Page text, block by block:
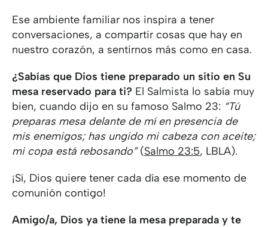
Ese ambiente familiar nos inspira a tener
conversaciones, a compartir cosas que hay en
nuestro corazón, a sentirnos más como en casa.
¿Sabías que Dios tiene preparado un sitio en Su
mesa reservado para ti? El Salmista lo sabía muy
bien, cuando dijo en su famoso Salmo 23: “Tú
preparas mesa delante de mí en presencia de
mis enemigos; has ungido mi cabeza con aceite;
mi copa está rebosando”(Salmo 23:5, LBLA).
¡Sí, Dios quiere tener cada día ese momento de
comunión contigo!
Amigo/a, Dios ya tiene la mesa preparada y te